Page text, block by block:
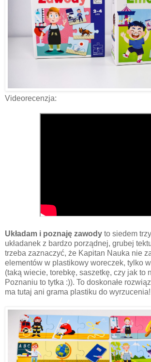
Videorecenzja:
Układam i poznaję zawody to siedem
układanek z bardzo porządnej, grubej
trzeba zaznaczyć, że Kapitan Nauka nie
elementów w plastikowy woreczek, tylko
(taką wiecie, torebkę, saszetkę, czy jak to
Poznaniu to tytka :)). To doskonałe
ma tutaj ani grama plastiku do wyrzucenia!